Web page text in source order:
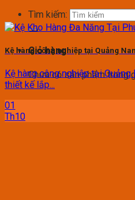
Tìm kiếm:
Giỏ hàng
Chưa có sản phẩm trong
Kệ hàng công nghiệp tại Quảng
Kệ hàng công nghiệp tại
thiết kế lắp...
01
Th10